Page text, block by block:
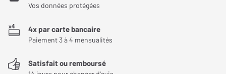
Une installation rapide et sans outil
Ce cadre se compose de quatre baguettes à fixation aimantée. Il
suffit de les positionner autour de l’écran pour les assembler
vous permet de changer facilement de coloris selon vos envies,
Vos données protégées
4x par carte bancaire
Paiement 3 à 4 mensualités
Satisfait ou remboursé